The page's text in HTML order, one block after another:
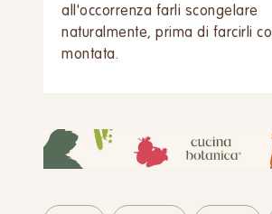
all'occorrenza farli scongelare
naturalmente, prima di farcirli
montata.